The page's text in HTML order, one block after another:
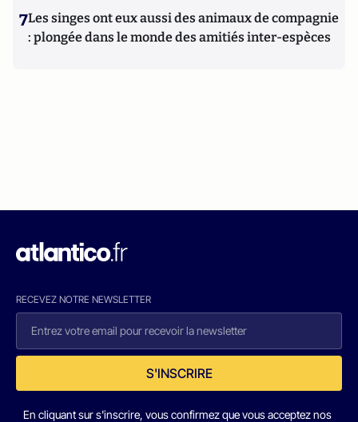
7Les singes ont eux aussi des animaux de compagnie
: plongée dans le monde des amitiés inter-espèces
RECEVEZ NOTRE NEWSLETTER
S'INSCRIRE
En cliquant sur s'inscrire, vous confirmez que vous acceptez nos